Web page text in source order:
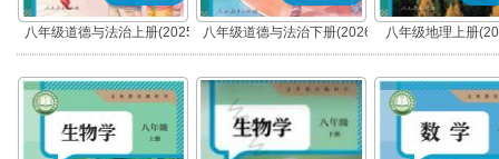
八年级道德与法治上册(2025
秋版)(部编版)
八年级道德与法治下册(2026
春版)(部编版)
八年级地理上册